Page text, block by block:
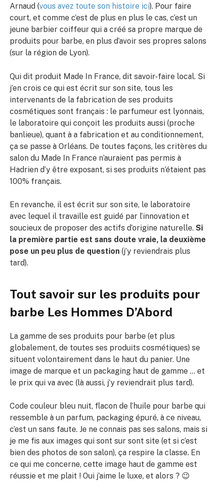
Arnaud (vous avez toute son histoire ici). Pour faire
court, et comme c’est de plus en plus le cas, c’est un
jeune barbier coiffeur qui a créé sa propre marque de
produits pour barbe, en plus d’avoir ses propres salons
(sur la région de Lyon).
Qui dit produit Made In France, dit savoir-faire local. Si
j’en crois ce qui est écrit sur son site, tous les
intervenants de la fabrication de ses produits
cosmétiques sont français : le parfumeur est lyonnais,
le laboratoire qui conçoit les produits aussi (proche
banlieue), quant à a fabrication et au conditionnement,
ça se passe à Orléans. De toutes façons, les critères du
salon du Made In France n’auraient pas permis à
Hadrien d’y être exposant, si ses produits n’étaient pas
100% français.
En revanche, il est écrit sur son site, le laboratoire
avec lequel il travaille est guidé par l’innovation et
soucieux de proposer des actifs d’origine naturelle. Si
la première partie est sans doute vraie, la deuxième
pose un peu plus de question (j’y reviendrais plus
tard).
Tout savoir sur les produits pour
barbe Les Hommes D’Abord
La gamme de ses produits pour barbe (et plus
globalement, de toutes ses produits cosmétiques) se
situent volontairement dans le haut du panier. Une
image de marque et un packaging haut de gamme … et
le prix qui va avec (là aussi, j’y reviendrait plus tard).
Code couleur bleu nuit, flacon de l’huile pour barbe qui
ressemble à un parfum, packaging épuré, à ce niveau,
c’est un sans faute. Je ne connais pas ses salons, mais si
je me fis aux images qui sont sur sont site (et si c’est
bien des photos de son salon), ça respire la classe. En
ce qui me concerne, cette image haut de gamme est
réussie et me plait ! Oui j’aime le luxe, et alors ? 😉